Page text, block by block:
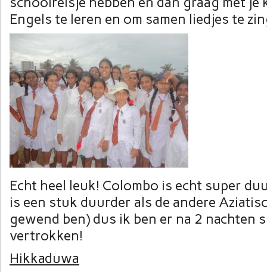
Engels te leren en om samen liedjes te
Echt heel leuk! Colombo is echt super
is een stuk duurder als de andere
gewend ben) dus ik ben er na 2 nachten
vertrokken!
Hikkaduwa